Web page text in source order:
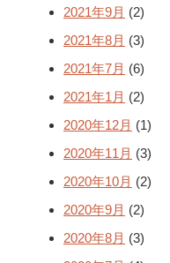
2021年9月 (2)
2021年8月 (3)
2021年7月 (6)
2021年1月 (2)
2020年12月 (1)
2020年11月 (3)
2020年10月 (2)
2020年9月 (2)
2020年8月 (3)